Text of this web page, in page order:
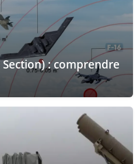
Section) : comprendre